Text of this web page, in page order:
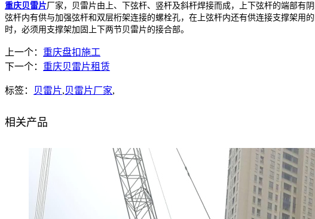
重庆贝雷片厂家，贝雷片由上、下弦杆、竖杆及斜杆焊接而成，上下弦杆的端部有
弦杆内有供与加强弦杆和双层桁架连接的螺栓孔，在上弦杆内还有供连接支撑架用
时，必须用支撑架加固上下两节贝雷片的接合部。
上一个： 重庆盘扣施工
下一个： 重庆贝雷片租赁
标签： 贝雷片,贝雷片厂家,
相关产品